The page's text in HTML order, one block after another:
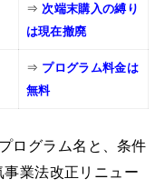
⇒次端末購入の縛り
は現在撤廃
⇒ プログラム料金は
無料
ログラム名と、条件
業法改正リニュー